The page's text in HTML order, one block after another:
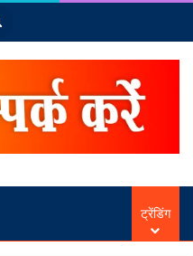
Search
ट्रेंडिंग